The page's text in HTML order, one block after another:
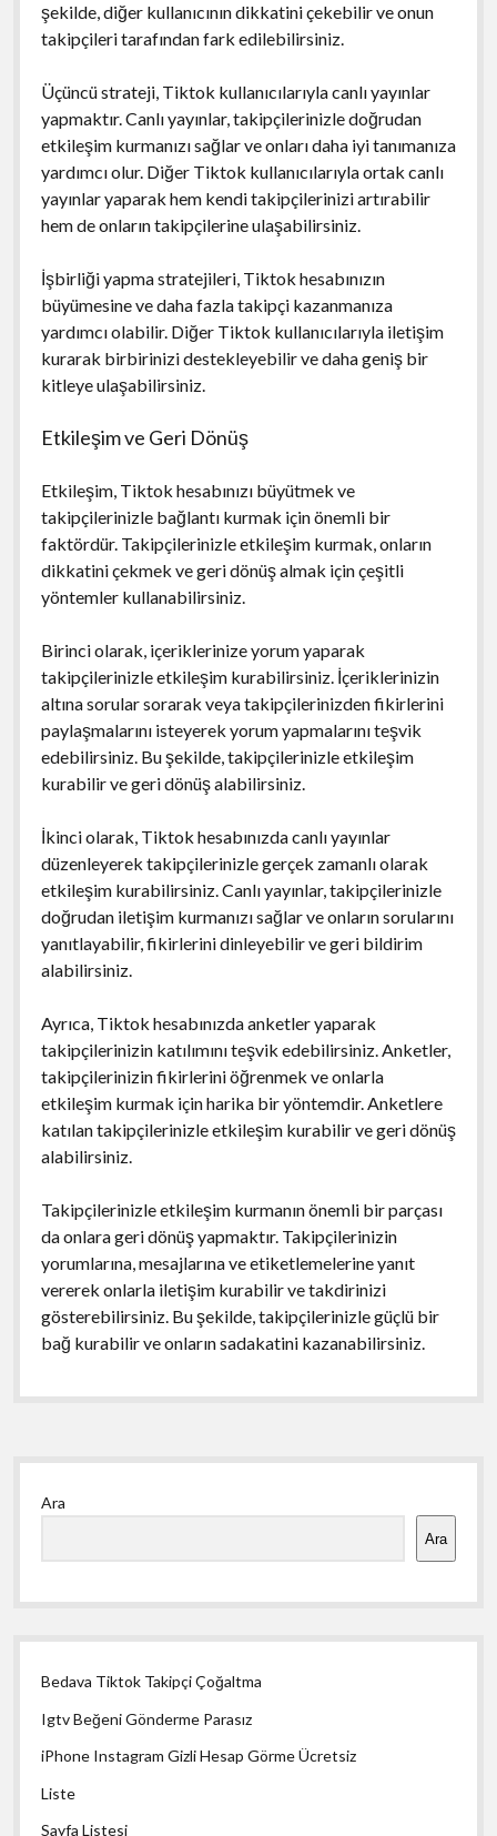
şekilde, diğer kullanıcının dikkatini çekebilir ve onun
takipçileri tarafından fark edilebilirsiniz.
Üçüncü strateji, Tiktok kullanıcılarıyla canlı yayınlar
yapmaktır. Canlı yayınlar, takipçilerinizle doğrudan
etkileşim kurmanızı sağlar ve onları daha iyi tanımanıza
yardımcı olur. Diğer Tiktok kullanıcılarıyla ortak canlı
yayınlar yaparak hem kendi takipçilerinizi artırabilir
hem de onların takipçilerine ulaşabilirsiniz.
İşbirliği yapma stratejileri, Tiktok hesabınızın
büyümesine ve daha fazla takipçi kazanmanıza
yardımcı olabilir. Diğer Tiktok kullanıcılarıyla iletişim
kurarak birbirinizi destekleyebilir ve daha geniş bir
kitleye ulaşabilirsiniz.
Etkileşim ve Geri Dönüş
Etkileşim, Tiktok hesabınızı büyütmek ve
takipçilerinizle bağlantı kurmak için önemli bir
faktördür. Takipçilerinizle etkileşim kurmak, onların
dikkatini çekmek ve geri dönüş almak için çeşitli
yöntemler kullanabilirsiniz.
Birinci olarak, içeriklerinize yorum yaparak
takipçilerinizle etkileşim kurabilirsiniz. İçeriklerinizin
altına sorular sorarak veya takipçilerinizden fikirlerini
paylaşmalarını isteyerek yorum yapmalarını teşvik
edebilirsiniz. Bu şekilde, takipçilerinizle etkileşim
kurabilir ve geri dönüş alabilirsiniz.
İkinci olarak, Tiktok hesabınızda canlı yayınlar
düzenleyerek takipçilerinizle gerçek zamanlı olarak
etkileşim kurabilirsiniz. Canlı yayınlar, takipçilerinizle
doğrudan iletişim kurmanızı sağlar ve onların sorularını
yanıtlayabilir, fikirlerini dinleyebilir ve geri bildirim
alabilirsiniz.
Ayrıca, Tiktok hesabınızda anketler yaparak
takipçilerinizin katılımını teşvik edebilirsiniz. Anketler,
takipçilerinizin fikirlerini öğrenmek ve onlarla
etkileşim kurmak için harika bir yöntemdir. Anketlere
katılan takipçilerinizle etkileşim kurabilir ve geri dönüş
alabilirsiniz.
Takipçilerinizle etkileşim kurmanın önemli bir parçası
da onlara geri dönüş yapmaktır. Takipçilerinizin
yorumlarına, mesajlarına ve etiketlemelerine yanıt
vererek onlarla iletişim kurabilir ve takdirinizi
gösterebilirsiniz. Bu şekilde, takipçilerinizle güçlü bir
bağ kurabilir ve onların sadakatini kazanabilirsiniz.
Yan
Menü
Ara
Ara
Bedava Tiktok Takipçi Çoğaltma
Igtv Beğeni Gönderme Parasız
iPhone Instagram Gizli Hesap Görme Ücretsiz
Liste
Sayfa Listesi